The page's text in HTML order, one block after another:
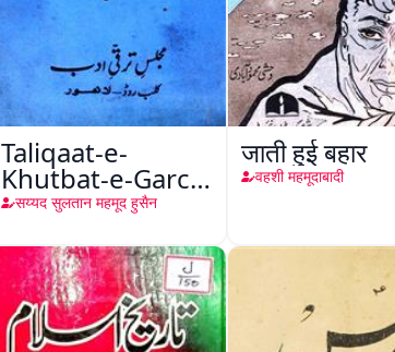
Taliqaat-e-
Khutbat-e-Garcin
de Tassy
सय्यद सुलतान महमूद हुसैन
जाती हुई बहार
वहशी महमूदाबादी